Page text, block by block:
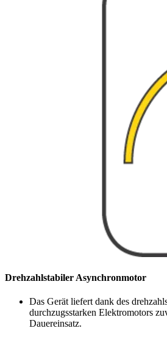
Drehzahlstabiler Asynchronmotor
Das Gerät liefert dank des
durchzugsstarken Elektromotors
Dauereinsatz.